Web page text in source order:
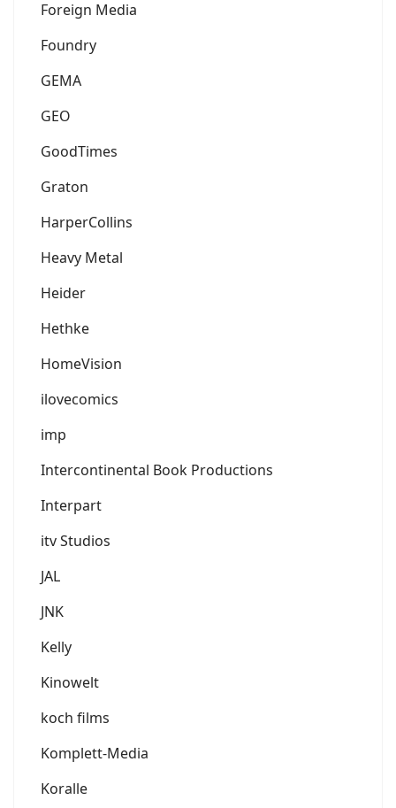
Foreign Media
Foundry
GEMA
GEO
GoodTimes
Graton
HarperCollins
Heavy Metal
Heider
Hethke
HomeVision
ilovecomics
imp
Intercontinental Book Productions
Interpart
itv Studios
JAL
JNK
Kelly
Kinowelt
koch films
Komplett-Media
Koralle